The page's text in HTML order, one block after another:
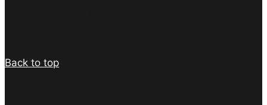
Back to top